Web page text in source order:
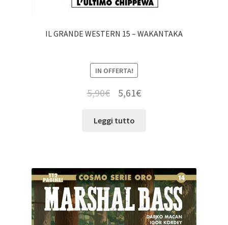
IL GRANDE WESTERN 15 – WAKANTAKA
IN OFFERTA!
5,90€ 5,61€
Leggi tutto